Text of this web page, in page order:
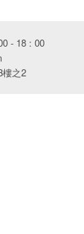
- 18 : 00
樓之2